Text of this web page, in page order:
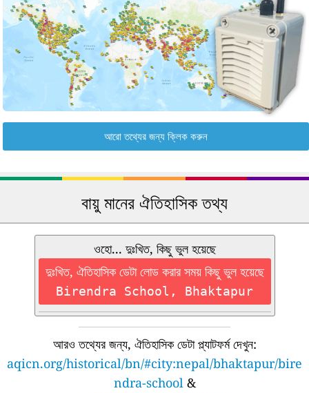
আরো তথ্যের জন্য ক্লিক করুন
বায়ু মানের ঐতিহাসিক তথ্য
ওহো... দুঃখিত, কিছু ভুল হয়েছে
দুঃখিত, ঐতিহাসিক ডেটা লোড করার সময় কিছু ভুল হয়েছে
Birendra School, Bhaktapur
আরও তথ্যের জন্য, ঐতিহাসিক ডেটা প্ল্যাটফর্ম দেখুন:
aqicn.org/historical/bn/#city:nepal/bhaktapur/bire
ndra-school&